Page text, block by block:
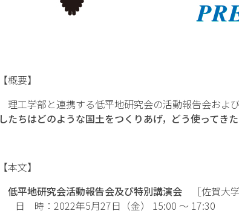
【概要】
理工学部と連携する低平地研究会の活動報告会およ
したちはどのような国土をつくりあげ，どう使ってきた
【本文】
低平地研究会活動報告会及び特別講演会
［佐賀大
日 時：2022年5月27日（金） 15:00 ～ 17:30